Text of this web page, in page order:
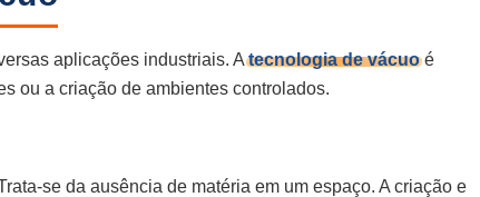
aplicações industriais. Atecnologia de vácuoé
ou a criação de ambientes controlados.
se da ausência de matéria em um espaço. A criação e